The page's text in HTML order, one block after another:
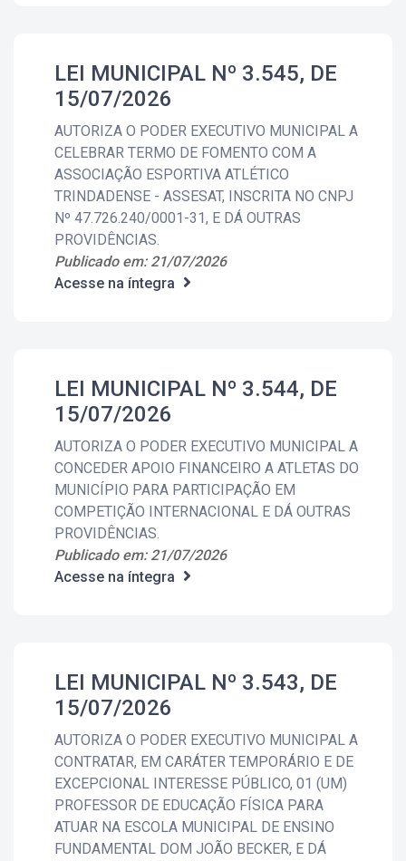
LEI MUNICIPAL Nº 3.545, DE
15/07/2026
AUTORIZA O PODER EXECUTIVO MUNICIPAL A
CELEBRAR TERMO DE FOMENTO COM A
ASSOCIAÇÃO ESPORTIVA ATLÉTICO
TRINDADENSE - ASSESAT, INSCRITA NO CNPJ
Nº 47.726.240/0001-31, E DÁ OUTRAS
PROVIDÊNCIAS.
Publicado em: 21/07/2026
Acesse na íntegra
LEI MUNICIPAL Nº 3.544, DE
15/07/2026
AUTORIZA O PODER EXECUTIVO MUNICIPAL A
CONCEDER APOIO FINANCEIRO A ATLETAS DO
MUNICÍPIO PARA PARTICIPAÇÃO EM
COMPETIÇÃO INTERNACIONAL E DÁ OUTRAS
PROVIDÊNCIAS.
Publicado em: 21/07/2026
Acesse na íntegra
LEI MUNICIPAL Nº 3.543, DE
15/07/2026
AUTORIZA O PODER EXECUTIVO MUNICIPAL A
CONTRATAR, EM CARÁTER TEMPORÁRIO E DE
EXCEPCIONAL INTERESSE PÚBLICO, 01 (UM)
PROFESSOR DE EDUCAÇÃO FÍSICA PARA
ATUAR NA ESCOLA MUNICIPAL DE ENSINO
FUNDAMENTAL DOM JOÃO BECKER, E DÁ